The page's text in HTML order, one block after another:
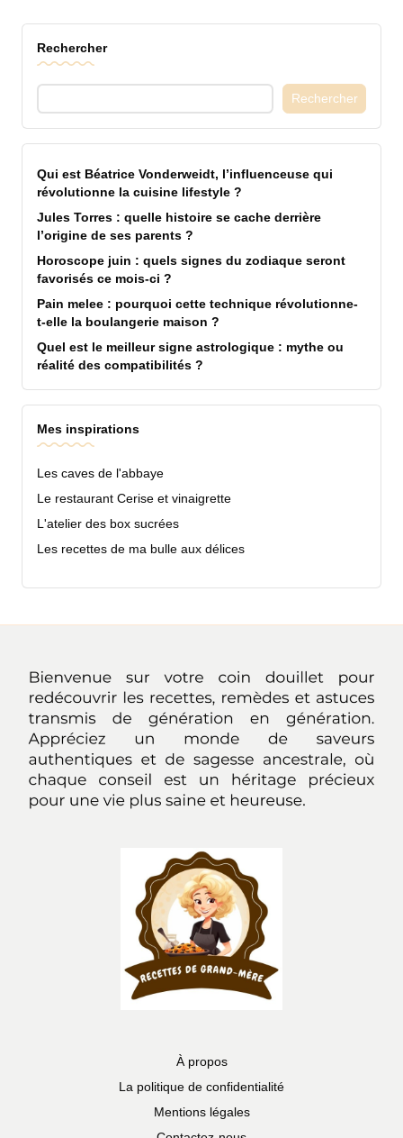
Rechercher
Rechercher
Qui est Béatrice Vonderweidt, l’influenceuse qui
révolutionne la cuisine lifestyle ?
Jules Torres : quelle histoire se cache derrière
l’origine de ses parents ?
Horoscope juin : quels signes du zodiaque seront
favorisés ce mois-ci ?
Pain melee : pourquoi cette technique révolutionne-
t-elle la boulangerie maison ?
Quel est le meilleur signe astrologique : mythe ou
réalité des compatibilités ?
Mes inspirations
Les caves de l'abbaye
Le restaurant Cerise et vinaigrette
L'atelier des box sucrées
Les recettes de ma bulle aux délices
À propos
La politique de confidentialité
Mentions légales